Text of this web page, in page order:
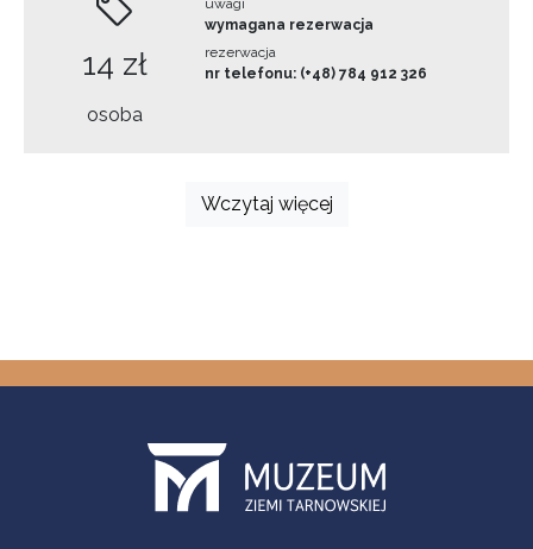
14 zł
osoba
uwagi
wymagana rezerwacja
rezerwacja
nr telefonu: (+48) 784 912 326
Wczytaj więcej